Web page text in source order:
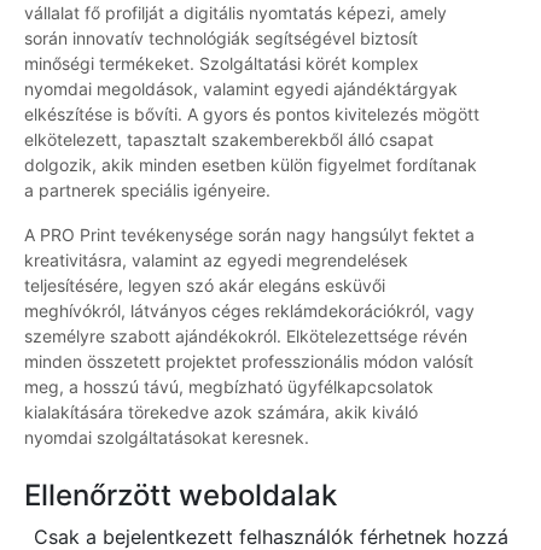
vállalat fő profilját a digitális nyomtatás képezi, amely
során innovatív technológiák segítségével biztosít
minőségi termékeket. Szolgáltatási körét komplex
nyomdai megoldások, valamint egyedi ajándéktárgyak
elkészítése is bővíti. A gyors és pontos kivitelezés mögött
elkötelezett, tapasztalt szakemberekből álló csapat
dolgozik, akik minden esetben külön figyelmet fordítanak
a partnerek speciális igényeire.
A PRO Print tevékenysége során nagy hangsúlyt fektet a
kreativitásra, valamint az egyedi megrendelések
teljesítésére, legyen szó akár elegáns esküvői
meghívókról, látványos céges reklámdekorációkról, vagy
személyre szabott ajándékokról. Elkötelezettsége révén
minden összetett projektet professzionális módon valósít
meg, a hosszú távú, megbízható ügyfélkapcsolatok
kialakítására törekedve azok számára, akik kiváló
nyomdai szolgáltatásokat keresnek.
Ellenőrzött weboldalak
Csak a bejelentkezett felhasználók férhetnek hozzá